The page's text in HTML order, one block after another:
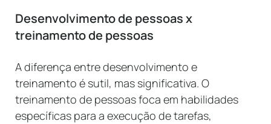
Desenvolvimento de pessoas x
treinamento de pessoas
A diferença entre desenvolvimento e
treinamento é sutil, mas significativa. O
treinamento de pessoas foca em habilidades
específicas para a execução de tarefas,